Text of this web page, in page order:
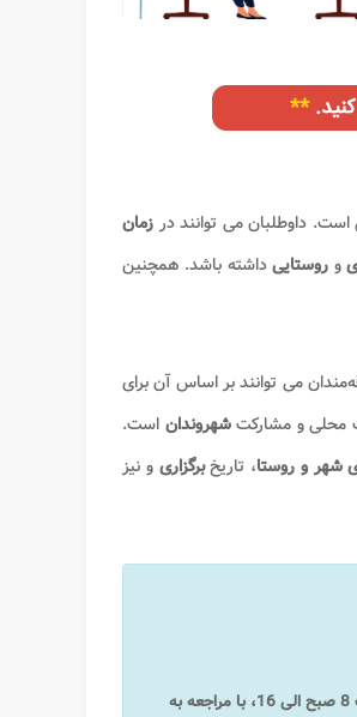
داوطلبان می‌ توانند در زمان
و روستاییداشته باشد. همچنین
می‌ توانند بر اساس آن برای
محلی و مشارکتشهروندان است.
شهر و روستا، تاریخبرگزاریو نیز
داوطلبان شوراهای روستا از 24 بهمن ماه آغاز شده است. داوطلبان می توانند از ساعت 8 صبح الی 16، با مراجعه به